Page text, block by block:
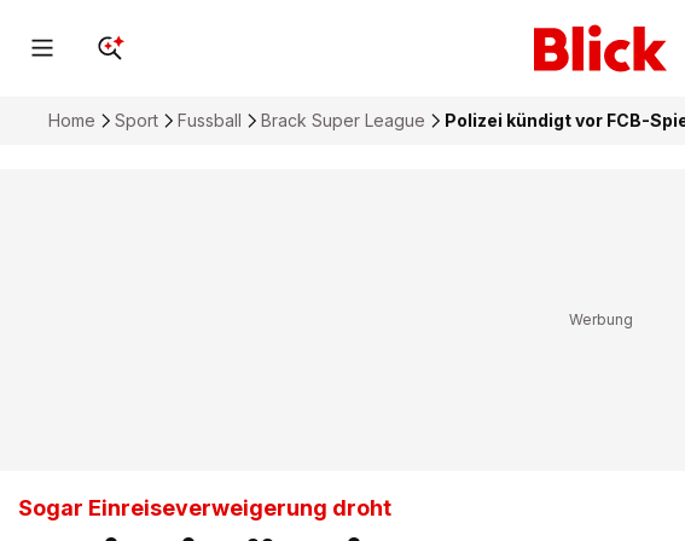
Home Sport Fussball Brack Super League Polizei kündigt vor FCB-
Sogar Einreiseverweigerung droht